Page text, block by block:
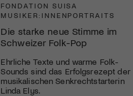
FONDATION SUISA
MUSIKER:INNENPORTRAITS
Die starke neue Stimme im
Schweizer Folk-Pop
Ehrliche Texte und warme Folk-
Sounds sind das Erfolgsrezept der
musikalischen Senkrechtstarterin
Linda Elys.